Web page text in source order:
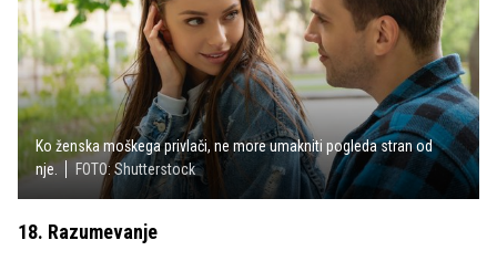
Ko ženska moškega privlači, ne more umakniti pogleda stran od
nje.
FOTO: Shutterstock
18. Razumevanje